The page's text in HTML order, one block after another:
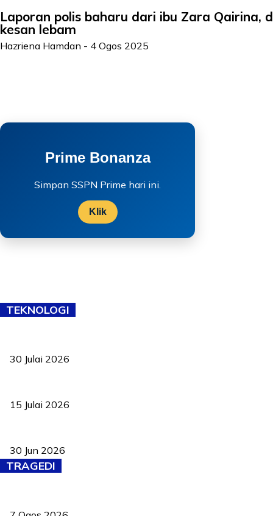
Laporan polis baharu dari ibu Zara Qairina,
kesan lebam
Hazriena Hamdan - 4 Ogos 2025
Prime Bonanza
Simpan SSPN Prime hari ini.
Klik
TEKNOLOGI
30 Julai 2026
15 Julai 2026
30 Jun 2026
TRAGEDI